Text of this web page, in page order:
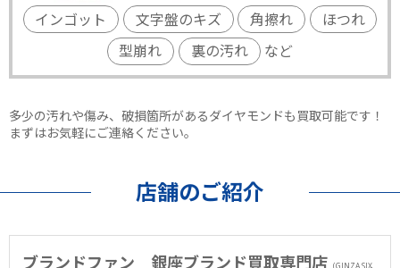
インゴット 文字盤のキズ 角擦れ
ほつれ
型崩れ
裏の汚れ など
多少の汚れや傷み、破損箇所があるダイヤモンドも買取可能です！
まずはお気軽にご連絡ください。
店舗のご紹介
ブランドファン 銀座ブランド買取専門店 （GINZA SIX